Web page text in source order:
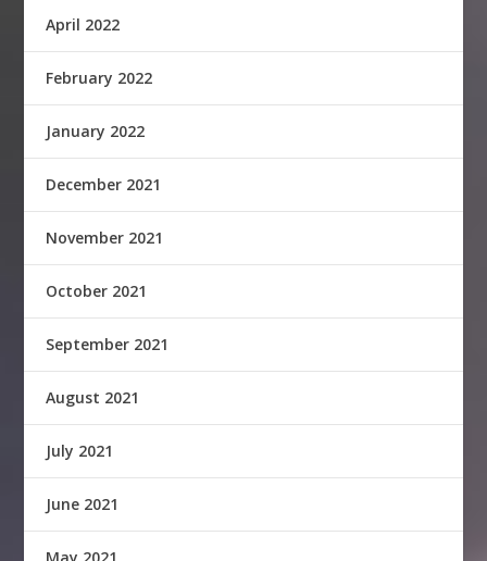
April 2022
February 2022
January 2022
December 2021
November 2021
October 2021
September 2021
August 2021
July 2021
June 2021